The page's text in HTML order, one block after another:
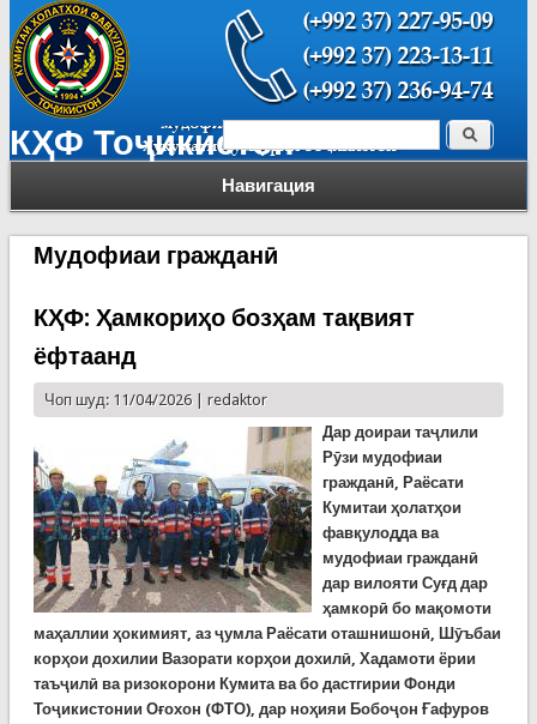
КҲФ Тоҷикистон
Навигация
Форма поиска Поиск
Мудофиаи гражданӣ
КҲФ: Ҳамкориҳо бозҳам тақвият
ёфтаанд
Чоп шуд: 11/04/2026 | redaktor
Дар доираи таҷлили
Рӯзи мудофиаи
гражданӣ, Раёсати
Кумитаи ҳолатҳои
фавқулодда ва
мудофиаи гражданӣ
дар вилояти Суғд дар
ҳамкорӣ бо мақомоти
маҳаллии ҳокимият, аз ҷумла Раёсати оташнишонӣ, Шӯъбаи
корҳои дохилии Вазорати корҳои дохилӣ, Хадамоти ёрии
таъҷилӣ ва ризокорони Кумита ва бо дастгирии Фонди
Тоҷикистонии Оғохон (ФТО), дар ноҳияи Бобоҷон Ғафуров